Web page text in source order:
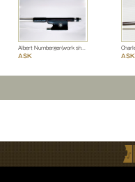
Albert Nurnberger(work shop)
ASK ASK